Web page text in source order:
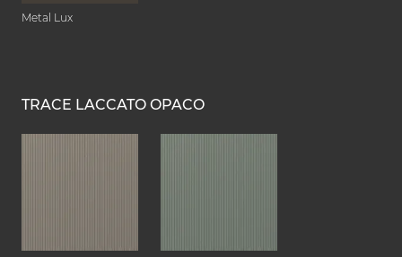
Metal Lux
TRACE LACCATO OPACO